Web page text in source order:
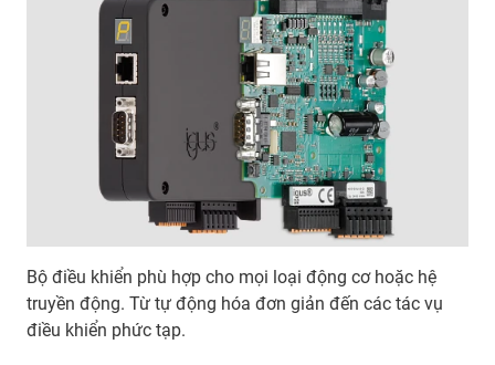
Bộ điều khiển phù hợp cho mọi loại động cơ hoặc hệ
truyền động. Từ tự động hóa đơn giản đến các tác vụ
điều khiển phức tạp.